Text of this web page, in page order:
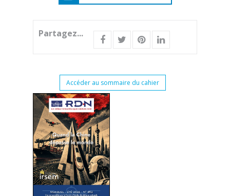
Partagez...
Accéder au sommaire du cahier